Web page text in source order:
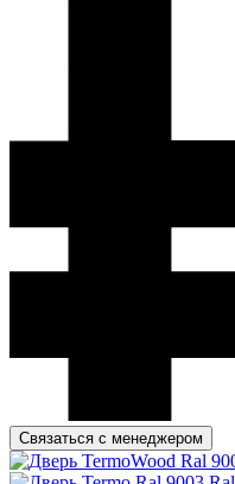
Связаться с менеджером